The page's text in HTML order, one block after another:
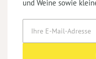
und Weine sowie